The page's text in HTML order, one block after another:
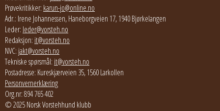
Prøvekritikker: karun-jo@online.no
Adr.: Irene Johannessen, Haneborgveien 17, 1940 Bjørkelangen
Leder: leder@vorsteh.no
Redaksjon: it@vorsteh.no
NVC: jakt@vorsteh.no
Tekniske spørsmål: it@vorsteh.no
Postadresse: Kureskjærveien 35, 1560 Larkollen
Personvernerklæring
Org.nr: 894 765 402
© 2025 Norsk Vorstehhund klubb